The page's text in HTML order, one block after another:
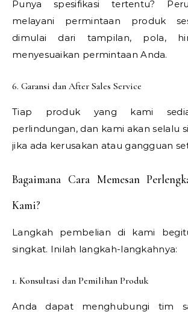
Punya spesifikasi tertentu?
melayani permintaan produk
dimulai dari tampilan, pola,
menyesuaikan permintaan Anda.
6. Garansi dan After Sales Service
Tiap produk yang kami
perlindungan, dan kami akan selalu
jika ada kerusakan atau gangguan
Bagaimana Cara Memesan
Kami?
Langkah pembelian di kami
singkat. Inilah langkah-langkahnya:
1. Konsultasi dan Pemilihan Produk
Anda dapat menghubungi tim